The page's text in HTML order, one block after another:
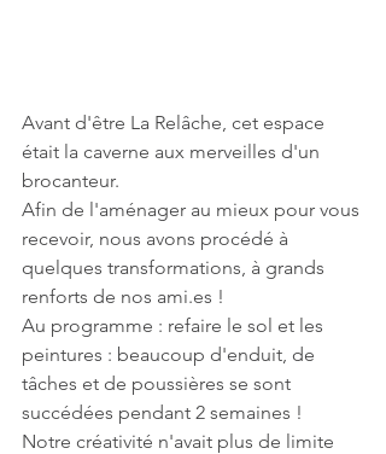
Avant d'être La Relâche, cet espace
était la caverne aux merveilles d'un
brocanteur.
Afin de l'aménager au mieux pour vous
recevoir, nous avons procédé à
quelques transformations, à grands
renforts de nos ami.es !
Au programme : refaire le sol et les
peintures : beaucoup d'enduit, de
tâches et de poussières se sont
succédées pendant 2 semaines !
Notre créativité n'avait plus de limite